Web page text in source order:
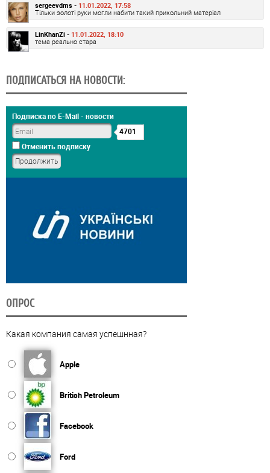
sergeevdms - 11.01.2022, 17:58
Тільки золоті руки могли набити такий прикольний матеріал
LinKhanZi - 11.01.2022, 18:10
тема реально стара
ПОДПИСАТЬСЯ НА НОВОСТИ:
Подписка по E-Mail - новости
4701
Отменить подписку
ОПРОС
Какая компания самая успешнная?
Apple
British Petroleum
Facebook
Ford